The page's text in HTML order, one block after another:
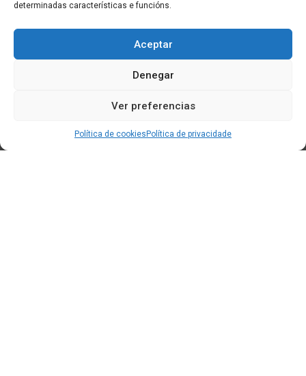
determinadas características e funcións.
Aceptar
Denegar
Ver preferencias
Política de cookies Política de privacidade